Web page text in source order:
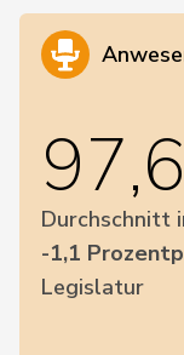
Durchschnitt
-1,1
Legislatur